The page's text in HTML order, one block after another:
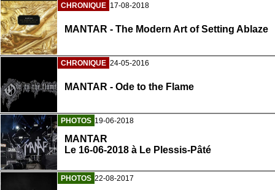
CHRONIQUE 17-08-2018
MANTAR - The Modern Art of Setting Ablaze
CHRONIQUE 24-05-2016
MANTAR - Ode to the Flame
PHOTOS 19-06-2018
MANTAR
Le 16-06-2018 à Le Plessis-Pâté
PHOTOS 22-08-2017